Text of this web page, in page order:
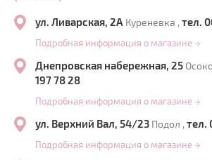
ул. Ливарская, 2А Куреневка , тел.
Подробная информация о магазине →
Днепровская набережная, 25
197 78 28
Подробная информация о магазине →
ул. Верхний Вал, 54/23 Подол , тел.
Подробная информация о магазине →